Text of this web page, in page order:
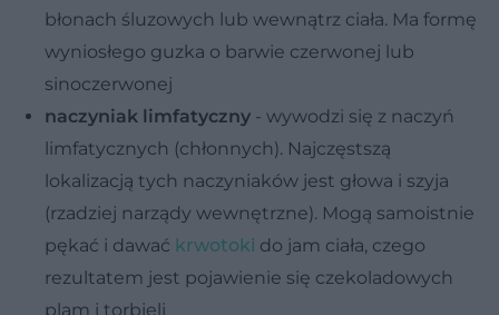
błonach śluzowych lub wewnątrz ciała. Ma formę
wyniosłego guzka o barwie czerwonej lub
sinoczerwonej
naczyniak limfatyczny - wywodzi się z naczyń
limfatycznych (chłonnych). Najczęstszą
lokalizacją tych naczyniaków jest głowa i szyja
(rzadziej narządy wewnętrzne). Mogą samoistnie
pękać i dawać krwotoki do jam ciała, czego
rezultatem jest pojawienie się czekoladowych
plam i torbieli